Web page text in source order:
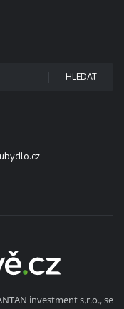
HLEDAT
investment s.r.o., se